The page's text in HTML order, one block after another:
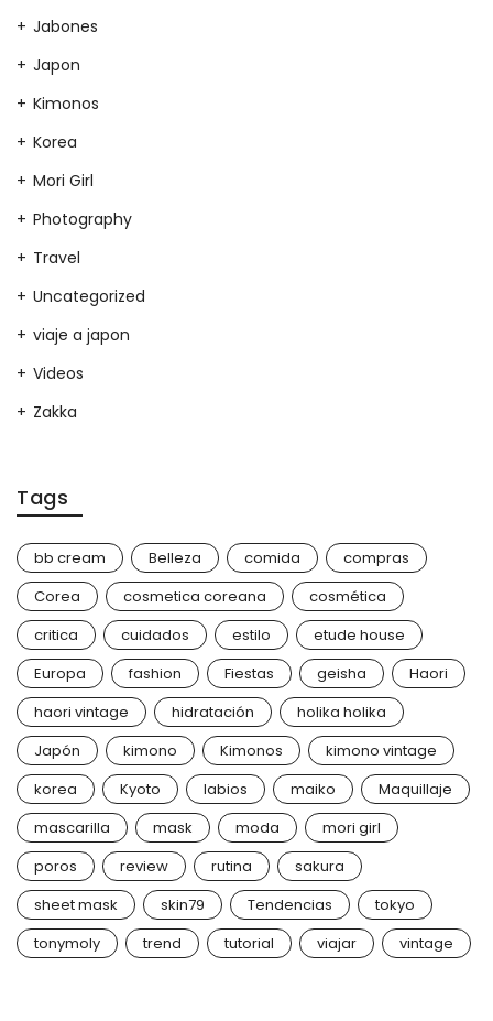
Jabones
Japon
Kimonos
Korea
Mori Girl
Photography
Travel
Uncategorized
viaje a japon
Videos
Zakka
Tags
bb cream Belleza comida
compras
Corea
cosmetica coreana
cosmética
critica
cuidados estilo
etude house
Europa
fashion Fiestas geisha
Haori
haori vintage
hidratación
holika holika
Japón
kimono Kimonos
kimono vintage
korea
Kyoto labios maiko
Maquillaje
mascarilla
mask moda
mori girl
poros
review rutina
sakura
sheet mask
skin79 Tendencias
tokyo
tonymoly
trend tutorial viajar vintage